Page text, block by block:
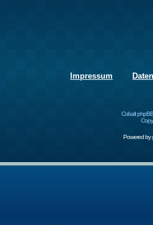
Impressum
Cobalt
Powered by